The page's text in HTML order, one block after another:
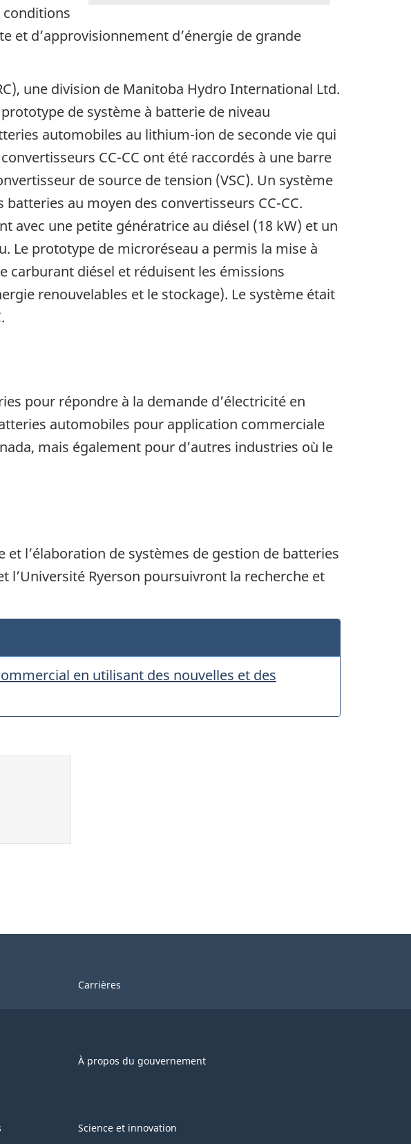
conditions
et d’approvisionnement d’énergie de grande
une division de Manitoba Hydro International Ltd.
de système à batterie de niveau
automobiles au lithium-ion de seconde vie qui
CC-CC ont été raccordés à une barre
de source de tension (VSC). Un système
au moyen des convertisseurs CC-CC.
avec une petite génératrice au diésel (18 kW) et un
Le prototype de microréseau a permis la mise à
carburant diésel et réduisent les émissions
renouvelables et le stockage). Le système était
pour répondre à la demande d’électricité en
automobiles pour application commerciale
mais également pour d’autres industries où le
l’élaboration de systèmes de gestion de batteries
l’Université Ryerson poursuivront la recherche et
en utilisant des nouvelles et des
Carrières
À propos du gouvernement
Science et innovation